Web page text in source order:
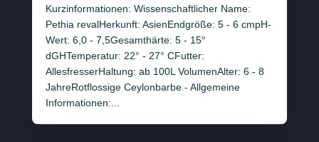
Kurzinformationen: Wissenschaftlicher Name:
Pethia revalHerkunft: AsienEndgröße: 5 - 6 cmpH-
Wert: 6,0 - 7,5Gesamthärte: 5 - 15°
dGHTemperatur: 22° - 27° CFutter:
AllesfresserHaltung: ab 100L VolumenAlter: 6 - 8
JahreRotflossige Ceylonbarbe - Allgemeine
Informationen:...